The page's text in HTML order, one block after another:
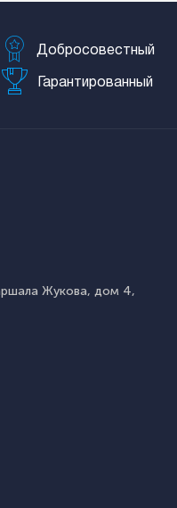
Добросовестный
Гарантированный
Жукова, дом 4,